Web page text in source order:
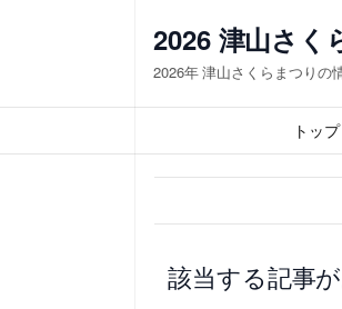
ス
キ
2026 津山さく
2026年 津山さくらまつりの
トップ
該当する記事